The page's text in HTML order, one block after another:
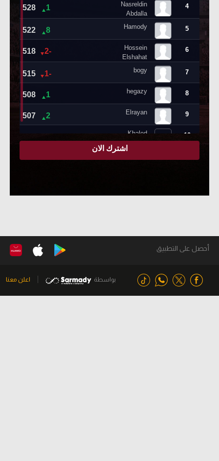
أحصل على التطبيق
بواسطة اعلن معنا